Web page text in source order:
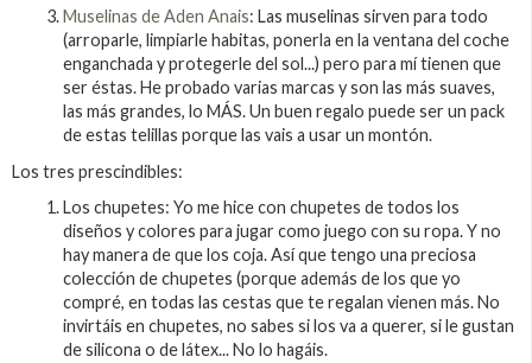
Muselinas de Aden Anais: Las muselinas sirven para todo
(arroparle, limpiarle habitas, ponerla en la ventana del coche
enganchada y protegerle del sol...) pero para mí tienen que
ser éstas. He probado varias marcas y son las más suaves,
las más grandes, lo MÁS. Un buen regalo puede ser un pack
de estas telillas porque las vais a usar un montón.
Los tres prescindibles:
Los chupetes: Yo me hice con chupetes de todos los
diseños y colores para jugar como juego con su ropa. Y no
hay manera de que los coja. Así que tengo una preciosa
colección de chupetes (porque además de los que yo
compré, en todas las cestas que te regalan vienen más. No
invirtáis en chupetes, no sabes si los va a querer, si le gustan
de silicona o de látex... No lo hagáis.